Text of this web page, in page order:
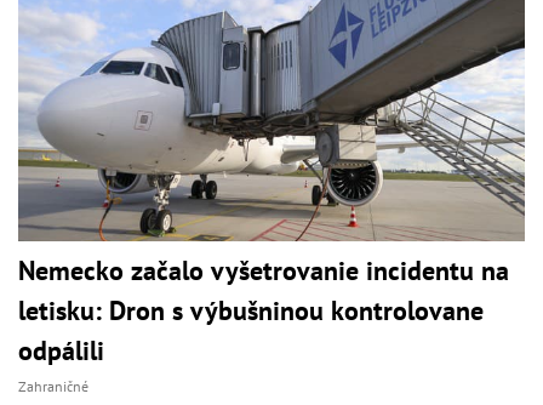
Nemecko začalo vyšetrovanie incidentu na
letisku: Dron s výbušninou kontrolovane
odpálili
Zahraničné